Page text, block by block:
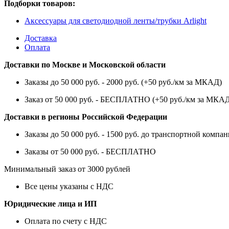
Подборки товаров:
Аксессуары для светодиодной ленты/трубки Arlight
Доставка
Оплата
Доставки по Москве и Московской области
Заказы до 50 000 руб. - 2000 руб. (+50 руб./км за МКАД)
Заказ от 50 000 руб. - БЕСПЛАТНО (+50 руб./км за
Доставки в регионы Российской Федерации
Заказы до 50 000 руб. - 1500 руб. до транспортной
Заказы от 50 000 руб. - БЕСПЛАТНО
Минимальный заказ от 3000 рублей
Все цены указаны с НДС
Юридические лица и ИП
Оплата по счету с НДС